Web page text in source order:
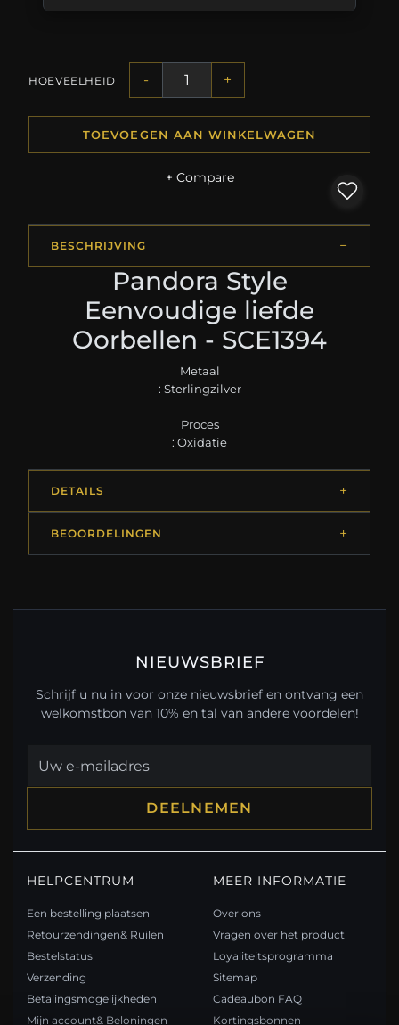
HOEVEELHEID - +
TOEVOEGEN AAN WINKELWAGEN
+ Compare
BESCHRIJVING
Pandora Style
Eenvoudige liefde
Oorbellen - SCE1394
Metaal
: Sterlingzilver
Proces
: Oxidatie
DETAILS
BEOORDELINGEN
NIEUWSBRIEF
Schrijf u nu in voor onze nieuwsbrief en ontvang een
welkomstbon van 10% en tal van andere voordelen!
DEELNEMEN
HELPCENTRUM
Een bestelling plaatsen
Retourzendingen& Ruilen
Bestelstatus
Verzending
Betalingsmogelijkheden
Mijn account& Beloningen
MEER INFORMATIE
Over ons
Vragen over het product
Loyaliteitsprogramma
Sitemap
Cadeaubon FAQ
Kortingsbonnen